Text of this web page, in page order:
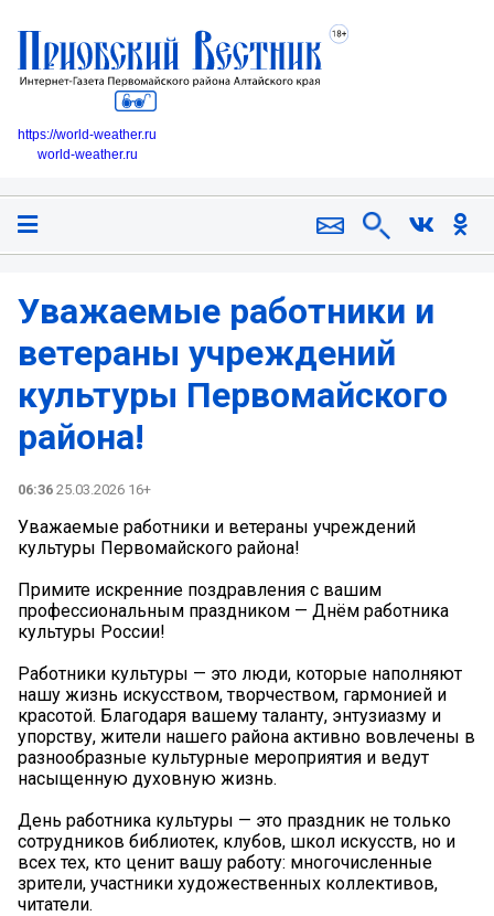
https://world-weather.ru
world-weather.ru
Уважаемые работники и
ветераны учреждений
культуры Первомайского
района!
06:36 25.03.2026 16+
Уважаемые работники и ветераны учреждений
культуры Первомайского района!
Примите искренние поздравления с вашим
профессиональным праздником — Днём работника
культуры России!
Работники культуры — это люди, которые наполняют
нашу жизнь искусством, творчеством, гармонией и
красотой. Благодаря вашему таланту, энтузиазму и
упорству, жители нашего района активно вовлечены в
разнообразные культурные мероприятия и ведут
насыщенную духовную жизнь.
День работника культуры — это праздник не только
сотрудников библиотек, клубов, школ искусств, но и
всех тех, кто ценит вашу работу: многочисленные
зрители, участники художественных коллективов,
читатели.